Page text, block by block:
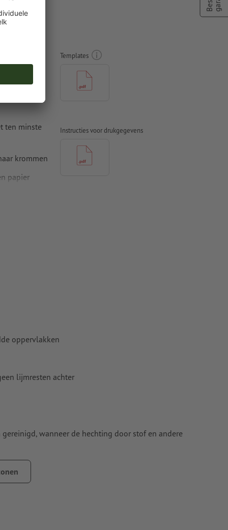
ten minste
krommen
papier
Templates
Instructies voor drukgegevens
oppervlakken
lijmresten achter
wanneer de hechting door stof en andere
en mag geen andere verontreinigingen bevatten. Dit kan
moeten gedroogd resp. volledig uitgehard zijn.